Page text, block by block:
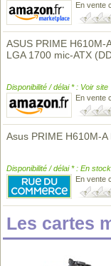
En vente
ASUS PRIME
LGA 1700 mic-ATX
Disponibilité / délai * : Voir site
En vente
Asus PRIME H610M-A
Disponibilité / délai * : En stock
En vente
Les cartes